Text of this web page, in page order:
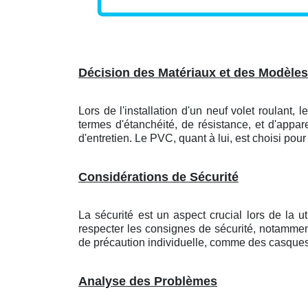
Décision des Matériaux et des Modèles
Lors de l'installation d'un neuf volet roulant,
termes d'étanchéité, de résistance, et
d'entretien. Le PVC, quant à lui, est choisi
Considérations de Sécurité
La sécurité est un aspect crucial lors de la
respecter les consignes de sécurité,
de précaution individuelle, comme des
Analyse des Problèmes